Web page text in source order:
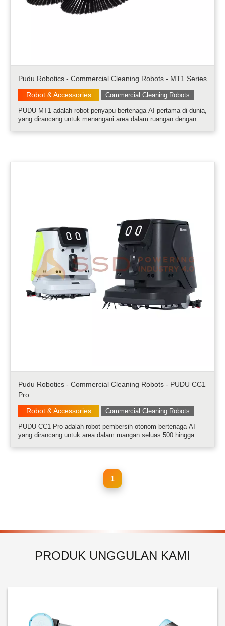
Pudu Robotics - Commercial Cleaning Robots - MT1 Series
Robot & Accessories
Commercial Cleaning Robots
PUDU MT1 adalah robot penyapu bertenaga AI pertama di dunia,
yang dirancang untuk menangani area dalam ruangan dengan
Pudu Robotics - Commercial Cleaning Robots - PUDU CC1
Pro
Robot & Accessories
Commercial Cleaning Robots
PUDU CC1 Pro adalah robot pembersih otonom bertenaga AI
yang dirancang untuk area dalam ruangan seluas 500 hingga
1
PRODUK UNGGULAN KAMI